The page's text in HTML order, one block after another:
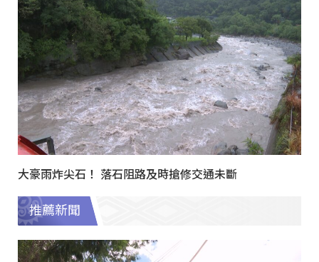
大豪雨炸尖石！ 落石阻路及時搶修交通未斷
推薦新聞